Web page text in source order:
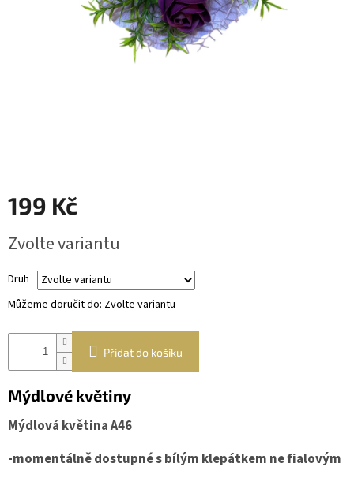
199 Kč
cena:
Zvolte variantu
Druh
Můžeme doručit do: Zvolte variantu
Přidat do košíku
Mýdlové květiny
Mýdlová květina A46
-momentálně dostupné s bílým klepátkem ne fialovým